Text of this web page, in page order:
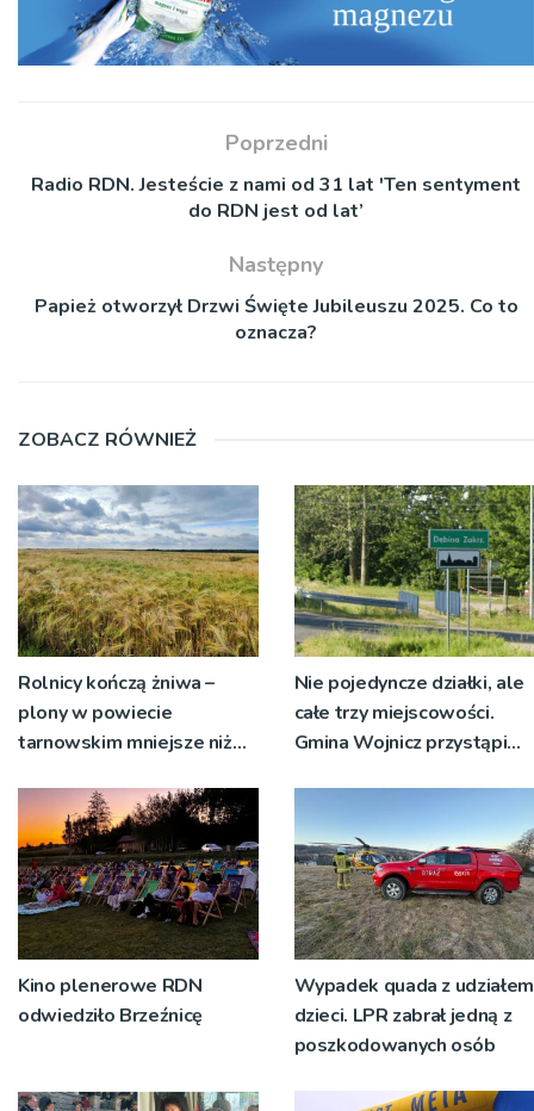
Poprzedni
Radio RDN. Jesteście z nami od 31 lat 'Ten sentyment
do RDN jest od lat’
Następny
Papież otworzył Drzwi Święte Jubileuszu 2025. Co to
oznacza?
ZOBACZ RÓWNIEŻ
Rolnicy kończą żniwa –
plony w powiecie
tarnowskim mniejsze niż
Nie pojedyncze działki, ale
całe trzy miejscowości.
Gmina Wojnicz przystąpi
Kino plenerowe RDN
odwiedziło Brzeźnicę
Wypadek quada z udziałem
dzieci. LPR zabrał jedną z
poszkodowanych osób